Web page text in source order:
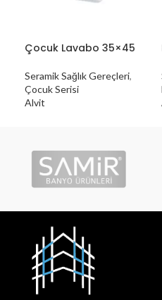
Çocuk Lavabo 35×45
Seramik Sağlık Gereçleri,
Çocuk Serisi
Alvit